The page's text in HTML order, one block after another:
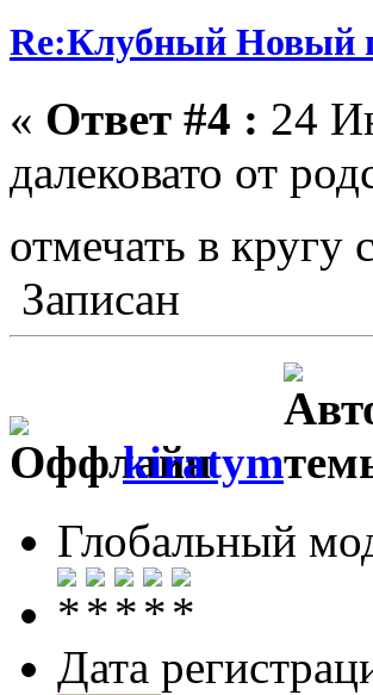
Re:Клубный Новый
« Ответ #4 : 24
далековато от
отмечать в кругу
Записан
kiratym
Глобальный
Дата